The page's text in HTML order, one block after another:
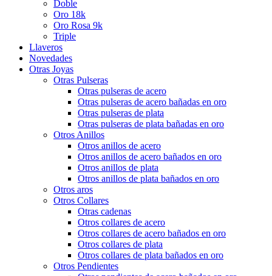
Doble
Oro 18k
Oro Rosa 9k
Triple
Llaveros
Novedades
Otras Joyas
Otras Pulseras
Otras pulseras de acero
Otras pulseras de acero bañadas en oro
Otras pulseras de plata
Otras pulseras de plata bañadas en oro
Otros Anillos
Otros anillos de acero
Otros anillos de acero bañados en oro
Otros anillos de plata
Otros anillos de plata bañados en oro
Otros aros
Otros Collares
Otras cadenas
Otros collares de acero
Otros collares de acero bañados en oro
Otros collares de plata
Otros collares de plata bañados en oro
Otros Pendientes